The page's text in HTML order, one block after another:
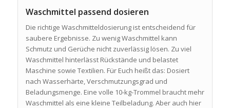
Waschmittel passend dosieren
Die richtige Waschmitteldosierung ist entscheidend für
saubere Ergebnisse. Zu wenig Waschmittel kann
Schmutz und Gerüche nicht zuverlässig lösen. Zu viel
Waschmittel hinterlässt Rückstände und belastet
Maschine sowie Textilien. Für Euch heißt das: Dosiert
nach Wasserhärte, Verschmutzungsgrad und
Beladungsmenge. Eine volle 10-kg-Trommel braucht mehr
Waschmittel als eine kleine Teilbeladung. Aber auch hier